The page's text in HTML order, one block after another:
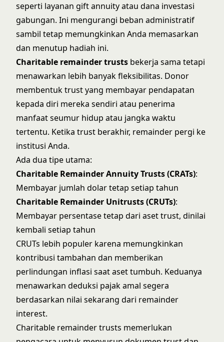
seperti layanan gift annuity atau dana investasi
gabungan. Ini mengurangi beban administratif
sambil tetap memungkinkan Anda memasarkan
dan menutup hadiah ini.
Charitable remainder trusts bekerja sama tetapi
menawarkan lebih banyak fleksibilitas. Donor
membentuk trust yang membayar pendapatan
kepada diri mereka sendiri atau penerima
manfaat seumur hidup atau jangka waktu
tertentu. Ketika trust berakhir, remainder pergi ke
institusi Anda.
Ada dua tipe utama:
Charitable Remainder Annuity Trusts (CRATs):
Membayar jumlah dolar tetap setiap tahun
Charitable Remainder Unitrusts (CRUTs):
Membayar persentase tetap dari aset trust, dinilai
kembali setiap tahun
CRUTs lebih populer karena memungkinkan
kontribusi tambahan dan memberikan
perlindungan inflasi saat aset tumbuh. Keduanya
menawarkan deduksi pajak amal segera
berdasarkan nilai sekarang dari remainder
interest.
Charitable remainder trusts memerlukan